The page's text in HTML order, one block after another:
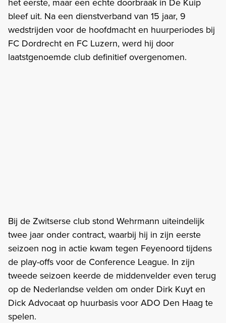
bleef uit. Na een dienstverband van 15 jaar, 9
wedstrijden voor de hoofdmacht en huurperiodes bij
FC Dordrecht en FC Luzern, werd hij door
laatstgenoemde club definitief overgenomen.
Bij de Zwitserse club stond Wehrmann uiteindelijk
twee jaar onder contract, waarbij hij in zijn eerste
seizoen nog in actie kwam tegen Feyenoord tijdens
de play-offs voor de Conference League. In zijn
tweede seizoen keerde de middenvelder even terug
op de Nederlandse velden om onder Dirk Kuyt en
Dick Advocaat op huurbasis voor ADO Den Haag te
spelen.